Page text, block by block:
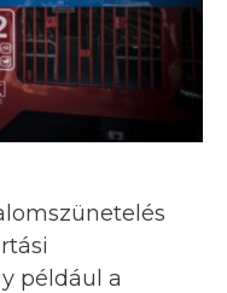
például a